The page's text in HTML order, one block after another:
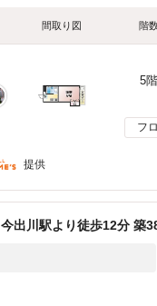
間取り図 階
5階
フ
提供
今出川駅より徒歩12分 築